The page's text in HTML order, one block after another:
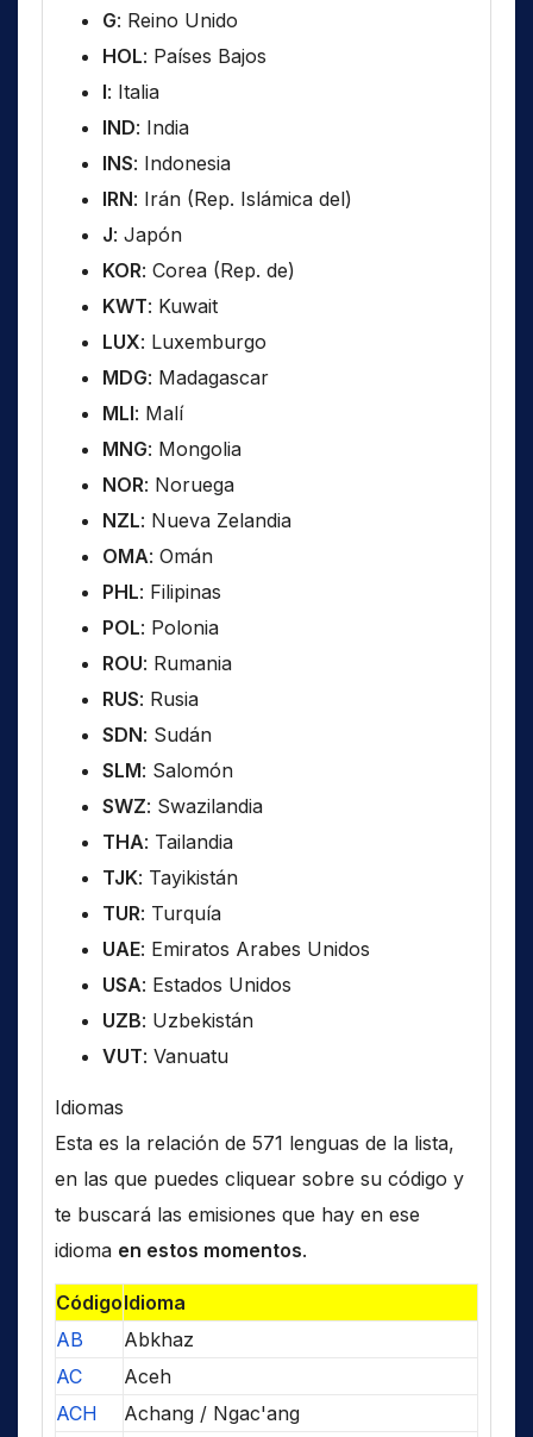
G: Reino Unido
HOL: Países Bajos
I: Italia
IND: India
INS: Indonesia
IRN: Irán (Rep. Islámica del)
J: Japón
KOR: Corea (Rep. de)
KWT: Kuwait
LUX: Luxemburgo
MDG: Madagascar
MLI: Malí
MNG: Mongolia
NOR: Noruega
NZL: Nueva Zelandia
OMA: Omán
PHL: Filipinas
POL: Polonia
ROU: Rumania
RUS: Rusia
SDN: Sudán
SLM: Salomón
SWZ: Swazilandia
THA: Tailandia
TJK: Tayikistán
TUR: Turquía
UAE: Emiratos Arabes Unidos
USA: Estados Unidos
UZB: Uzbekistán
VUT: Vanuatu
Idiomas
Esta es la relación de 571 lenguas de la lista,
en las que puedes cliquear sobre su código y
te buscará las emisiones que hay en ese
idioma en estos momentos.
CódigoIdioma
AB
Abkhaz
AC
Aceh
ACH
Achang / Ngac'ang